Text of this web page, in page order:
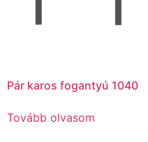
Pár karos fogantyú 1040
Tovább olvasom